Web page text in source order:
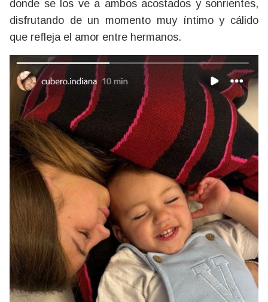
donde se los ve a ambos acostados y sonrientes,
disfrutando de un momento muy íntimo y cálido
que refleja el amor entre hermanos.